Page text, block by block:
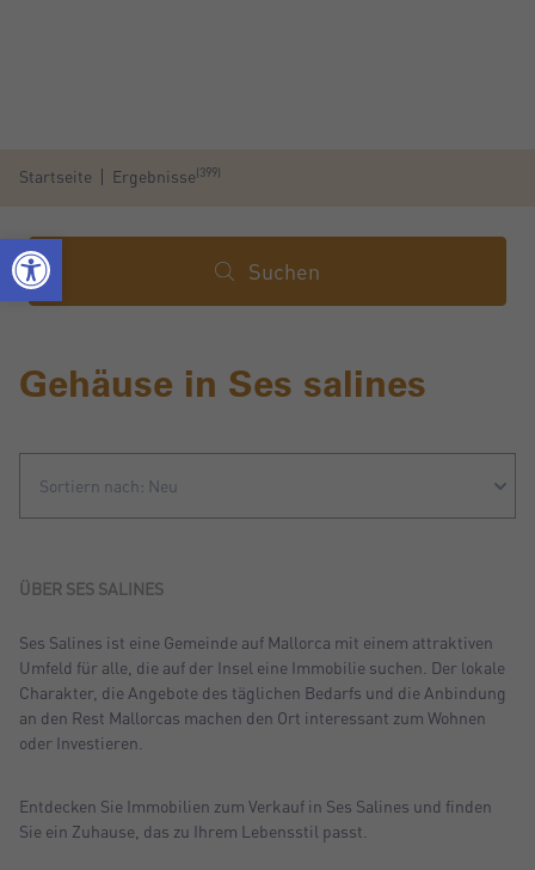
Startseite Ergebnisse(399)
Suchen
Gehäuse in Ses salines
Sortiern nach: Neu
Sortiern nach: Preis absteigend
Sortiern nach: Meist besuchte
ÜBER SES SALINES
Ses Salines ist eine Gemeinde auf Mallorca mit einem attraktiven
Umfeld für alle, die auf der Insel eine Immobilie suchen. Der lokale
Charakter, die Angebote des täglichen Bedarfs und die Anbindung
an den Rest Mallorcas machen den Ort interessant zum Wohnen
oder Investieren.
Entdecken Sie Immobilien zum Verkauf in Ses Salines und finden
Sie ein Zuhause, das zu Ihrem Lebensstil passt.